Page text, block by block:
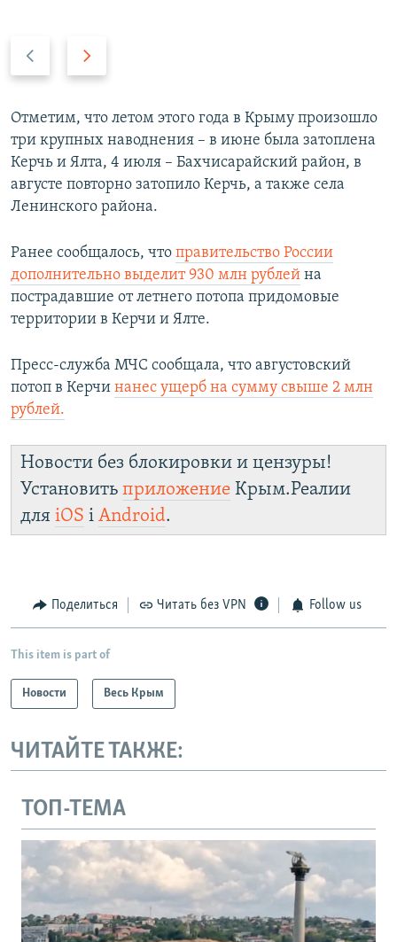
д
ы
д
у
щ
й
с
л
а
д
д
у
ю
щ
и
с
л
а
й
Отметим, что летом этого года в Крыму произошло
три крупных наводнения – в июне была затоплена
Керчь и Ялта, 4 июля – Бахчисарайский район, в
августе повторно затопило Керчь, а также села
Ленинского района.
Ранее сообщалось, что правительство России
дополнительно выделит 930 млн рублей на
пострадавшие от летнего потопа придомовые
территории в Керчи и Ялте.
Пресс-служба МЧС сообщала, что августовский
потоп в Керчи нанес ущерб на сумму свыше 2 млн
рублей.
Новости без блокировки и цензуры!
Установить приложение Крым.Реалии
для iOS і Android.
Поделиться Читать без VPN Follow us
This item is part of
Новости Весь Крым
ЧИТАЙТЕ ТАКЖЕ:
ТОП-ТЕМА